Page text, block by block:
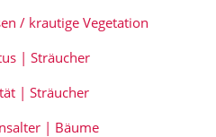
/ krautige Vegetation
| Sträucher
| Sträucher
| Bäume